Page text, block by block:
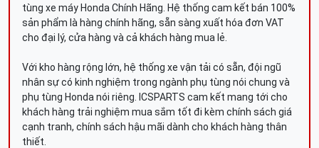
tùng xe máy Honda Chính Hãng. Hệ thống cam kết bán 100%
sản phẩm là hàng chính hãng, sẵn sàng xuất hóa đơn VAT
cho đại lý, cửa hàng và cả khách hàng mua lẻ.
Với kho hàng rộng lớn, hệ thống xe vận tải có sẵn, đội ngũ
nhân sự có kinh nghiệm trong ngành phụ tùng nói chung và
phụ tùng Honda nói riêng. ICSPARTS cam kết mang tới cho
khách hàng trải nghiệm mua sắm tốt đi kèm chính sách giá
cạnh tranh, chính sách hậu mãi dành cho khách hàng thân
thiết.